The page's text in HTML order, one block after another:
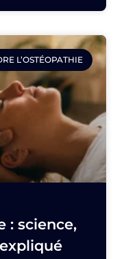
L’OSTÉOPATHIE
: science,